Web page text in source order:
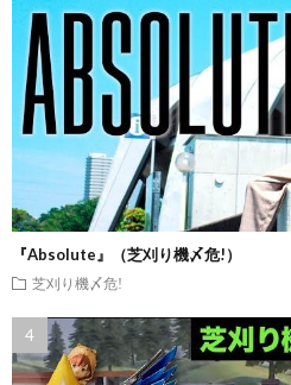
『Absolute』（芝刈り機〆危!）
芝刈り機〆危!